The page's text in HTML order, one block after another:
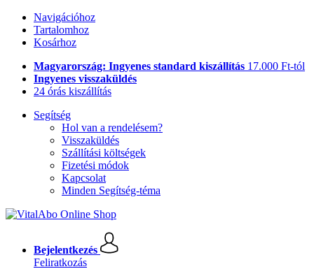
Navigációhoz
Tartalomhoz
Kosárhoz
Magyarország: Ingyenes standard kiszállítás 17.000 Ft-tól
Ingyenes visszaküldés
24 órás kiszállítás
Segítség
Hol van a rendelésem?
Visszaküldés
Szállítási költségek
Fizetési módok
Kapcsolat
Minden Segítség-téma
Bejelentkezés
Feliratkozás